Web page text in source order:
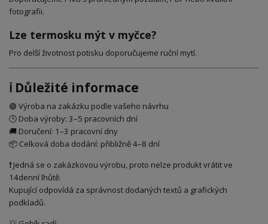
fotografii.
Lze termosku mýt v myčce?
Pro delší životnost potisku doporučujeme ruční mytí.
ℹ️ Důležité informace
🟢 Výroba na zakázku podle vašeho návrhu
🕒 Doba výroby: 3–5 pracovních dní
🚚 Doručení: 1–3 pracovní dny
📦 Celková doba dodání: přibližně 4–8 dní
❗ Jedná se o zakázkovou výrobu, proto nelze produkt vrátit ve
14denní lhůtě.
Kupující odpovídá za správnost dodaných textů a grafických
podkladů.